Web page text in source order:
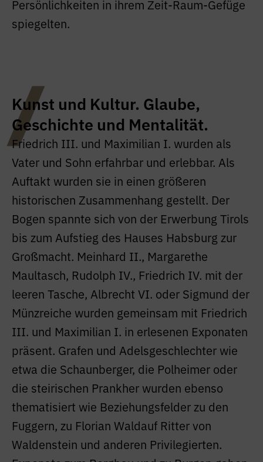
Persönlichkeiten in ihrem Zeit-Raum-Gefüge
spiegelten.
Kunst und Kultur. Glaube,
Geschichte und Mentalität.
Friedrich III. und Maximilian I. wurden als
Vater und Sohn erfahrbar und erlebbar. Als
Auftakt wurden sie in einen größeren
historischen Zusammenhang gestellt. Der
Bogen spannte sich von der Erwerbung Tirols
bis zum Aufstieg des Hauses Habsburg zur
Großmacht. Meinhard II., Margarethe
Maultasch, Rudolph IV., Friedrich IV. mit der
leeren Tasche, Albrecht VI. oder Sigmund der
Münzreiche wurden gemeinsam mit Friedrich
III. und Maximilian I. in erlesenen Exponaten
präsent. Grafen und Adelsgeschlechter wie
etwa die Schaunberger, die Polheimer oder
die steirischen Prankher wurden ebenso
thematisiert wie Beziehungsfelder zu den
Fuggern, zu Florian Waldauf Ritter von
Waldenstein und anderen Privilegierten.